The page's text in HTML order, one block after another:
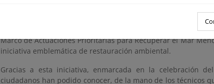
por la Oficina Técnica del Mar Menor, dependiente del
Demográfico (MITECO), a emplazamientos donde se están
Marco de Actuaciones Prioritarias para Recuperar el Mar
iniciativa emblemática de restauración ambiental.
Gracias a esta iniciativa, enmarcada en la celebración
ciudadanos han podido conocer, de la mano de los técnicos